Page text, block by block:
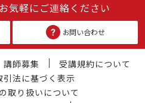
気軽にご連絡ください
お問い合わせ
講師募集
受講規約について
引法に基づく表示
取り扱いについて